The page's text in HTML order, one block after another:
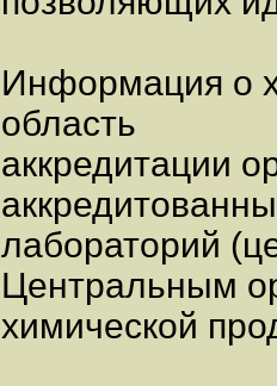
Информация о
область
аккредитации
лабораторий
Центральным
химической